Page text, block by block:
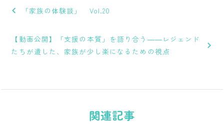
ビ
「家族の体験談」 Vol.20
【動画公開】「支援の本質」を語り合う――レジェンド
たちが遺した、家族が少し楽になるための視点
関連記事